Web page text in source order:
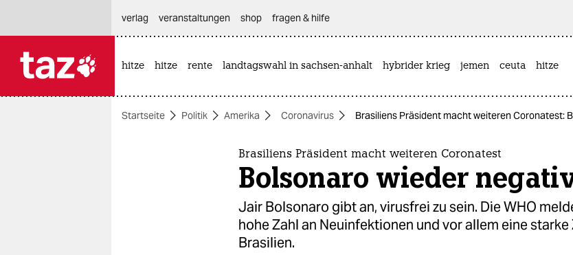
themen
verlag
veranstaltungen shop fragen & hilfe
hitze hitze rente landtagswahl in sachsen-anhalt hybrider krieg jemen ceuta hitze
Startseite Politik Amerika Coronavirus Brasiliens Präsident macht weiteren Coronatest:
Brasiliens Präsident macht weiteren Coronatest
Bolsonaro wieder
Jair Bolsonaro gibt an, virusfrei zu sein. Die WHO
hohe Zahl an Neuinfektionen und vor allem eine starke
Brasilien.